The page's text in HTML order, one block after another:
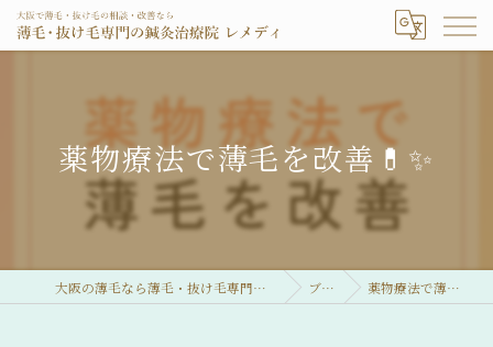
薬物療法で薄毛を改善💊✨
大阪の薄毛なら薄毛・抜け毛専門の鍼灸治療院 レメディ ブログ 薬物療法で薄毛を改善💊✨